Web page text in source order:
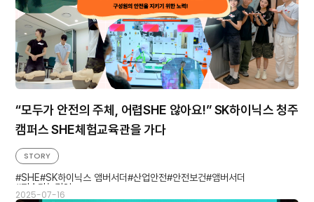
“모두가 안전의 주체, 어렵SHE 않아요!” SK하이닉스 청주
캠퍼스 SHE체험교육관을 가다
2025-07-16
STORY
SHE SK하이닉스 앰버서더 산업안전 안전보건 앰버서더
지속가능경영